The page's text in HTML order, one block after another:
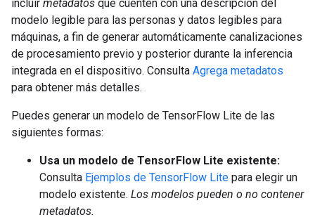
incluir metadatos que cuenten con una descripción del
modelo legible para las personas y datos legibles para
máquinas, a fin de generar automáticamente canalizaciones
de procesamiento previo y posterior durante la inferencia
integrada en el dispositivo. Consulta Agrega metadatos
para obtener más detalles.
Puedes generar un modelo de TensorFlow Lite de las
siguientes formas:
Usa un modelo de TensorFlow Lite existente:
Consulta Ejemplos de TensorFlow Lite para elegir un
modelo existente. Los modelos pueden o no contener
metadatos.